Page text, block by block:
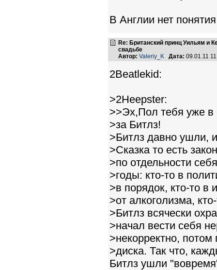
В Англии нет
Re: Британский принц Уильям и
свадьбе
Автор: Valeriy_K Дата: 09.01.11
2Beatlekid:
>2Heepster:
>>Эх,Пол тебя уже в
>за Битлз!
>Битлз давно ушли,
>Сказка то есть
>по отдельности
>годы: кто-то в
>в порядок, кто-то в
>от алкоголизма,
>Битлз всячески
>начал вести себя
>некорректно,
>диска. Так что,
Битлз ушли